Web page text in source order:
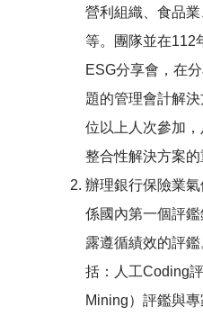
營利組織、食品
等。團隊並在112
ESG分享會，在
題的管理會計解
位以上人次參加
整合性解決方案的
辦理銀行保險業
係國內第一個評
露遵循績效的評
括：人工Coding
Mining）評鑑與